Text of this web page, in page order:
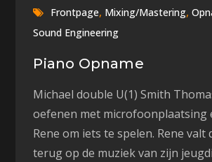
Frontpage, Mixing/Mastering,
Sound Engineering
Piano Opname
Michael double U(1) Smith
oefenen met microfoonplaatsing
Rene om iets te spelen. Rene valt
terug op de muziek van zijn